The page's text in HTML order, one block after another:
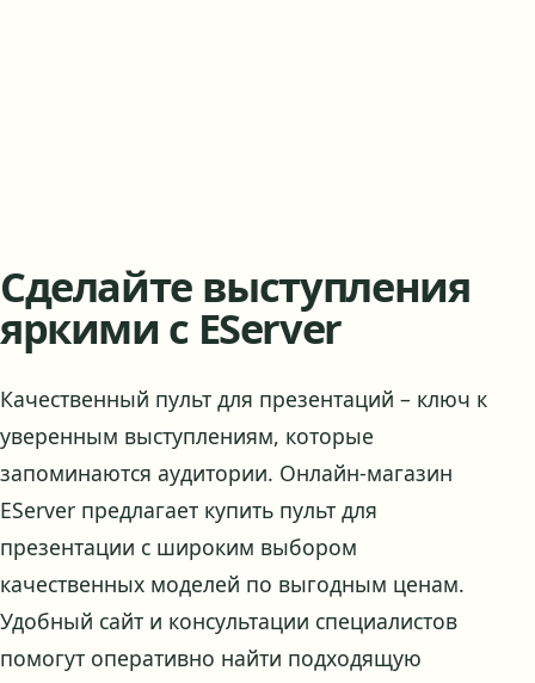
Сделайте выступления
яркими с EServer
Качественный пульт для презентаций – ключ к
уверенным выступлениям, которые
запоминаются аудитории. Онлайн-магазин
EServer предлагает купить пульт для
презентации с широким выбором
качественных моделей по выгодным ценам.
Удобный сайт и консультации специалистов
помогут оперативно найти подходящую